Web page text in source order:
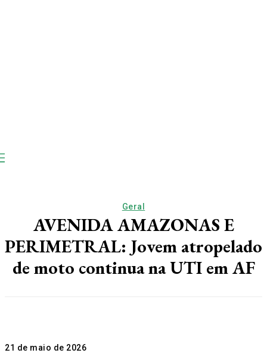
Geral
AVENIDA AMAZONAS E
PERIMETRAL: Jovem atropelado
de moto continua na UTI em AF
21 de maio de 2026